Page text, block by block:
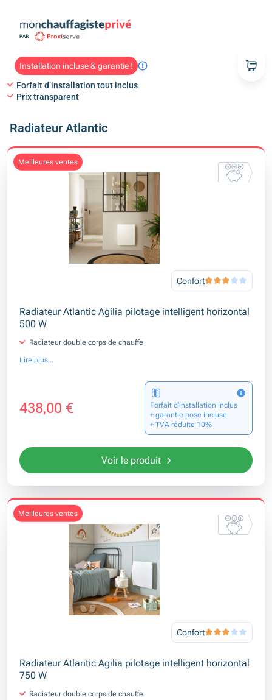
Installation incluse & garantie !
Forfait d’installation tout inclus
Prix transparent
Radiateur Atlantic
meilleures ventes
Confort
Radiateur Atlantic Agilia pilotage intelligent horizontal
500 W
Radiateur double corps de chauffe
Lire plus...
438,00 €
Forfait d’installation inclus
+ garantie pose incluse
+ TVA réduite 10%
Voir le produit
meilleures ventes
Confort
Radiateur Atlantic Agilia pilotage intelligent horizontal
750 W
Radiateur double corps de chauffe